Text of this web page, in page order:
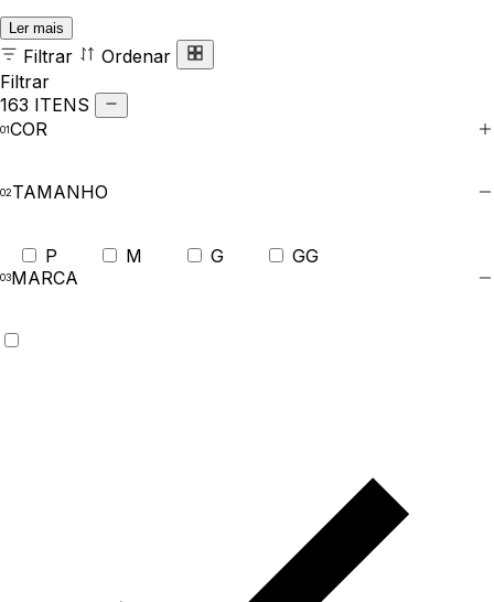
Ler mais
Filtrar
Ordenar
Filtrar
163 ITENS
COR
TAMANHO
P M G
GG
MARCA